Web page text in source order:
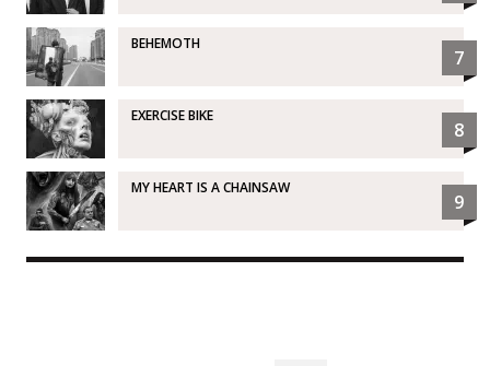
BEHEMOTH
7
EXERCISE BIKE
8
MY HEART IS A CHAINSAW
9